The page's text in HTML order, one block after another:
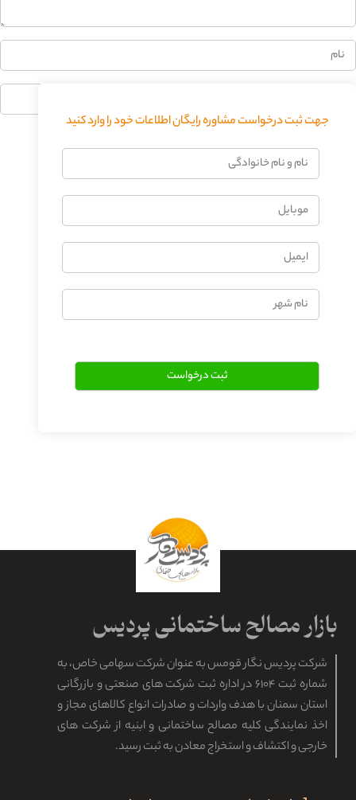
جهت ثبت درخواست مشاوره رایگان اطلاعات خود را وارد کنید
نام
و
خانوادگی
موبایل
ایمیل
نام
شهر
شرکت پردیس نگار قومس به عنوان شرکت سهامی خاص، به
شماره ثبت ۶۱۰۴ در اداره ثبت شرکت های صنعتی و بازرگانی
استان سمنان با هدف واردات و صادرات انواع کالاهای مجاز و
اخذ نمایندگی کلیه مصالح ساختمانی و ابنیه از شرکت های
خارجی و اکتشاف و استخراج معادن به ثبت رسید.